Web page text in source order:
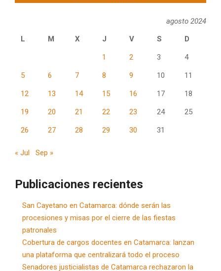
agosto 2024
L
M X J V S D
1 2 3 4
5 6 7 8 9 10 11
12 13 14 15 16 17 18
19 20 21 22 23 24 25
26 27 28 29 30 31
« Jul Sep »
Publicaciones recientes
San Cayetano en Catamarca: dónde serán las
procesiones y misas por el cierre de las fiestas
patronales
Cobertura de cargos docentes en Catamarca: lanzan
una plataforma que centralizará todo el proceso
Senadores justicialistas de Catamarca rechazaron la